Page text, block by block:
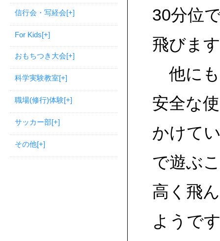
信行会・写経会[+]
For Kids[+]
おもちつき大会[+]
科学実験教室[+]
職場(修行)体験[+]
サッカー部[+]
その他[+]
30分位
飛びま
他にも
安全な
かけて
で遊ぶ
高く飛
ようで